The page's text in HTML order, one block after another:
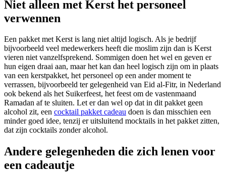
Niet alleen met Kerst het personeel
verwennen
Een pakket met Kerst is lang niet altijd logisch. Als je bedrijf
bijvoorbeeld veel medewerkers heeft die moslim zijn dan is Kerst
vieren niet vanzelfsprekend. Sommigen doen het wel en geven er
hun eigen draai aan, maar het kan dan heel logisch zijn om in plaats
van een kerstpakket, het personeel op een ander moment te
verrassen, bijvoorbeeld ter gelegenheid van Eid al-Fitr, in Nederland
ook bekend als het Suikerfeest, het feest om de vastenmaand
Ramadan af te sluiten. Let er dan wel op dat in dit pakket geen
alcohol zit, een cocktail pakket cadeau doen is dan misschien een
minder goed idee, tenzij er uitsluitend mocktails in het pakket zitten,
dat zijn cocktails zonder alcohol.
Andere gelegenheden die zich lenen voor
een cadeautje